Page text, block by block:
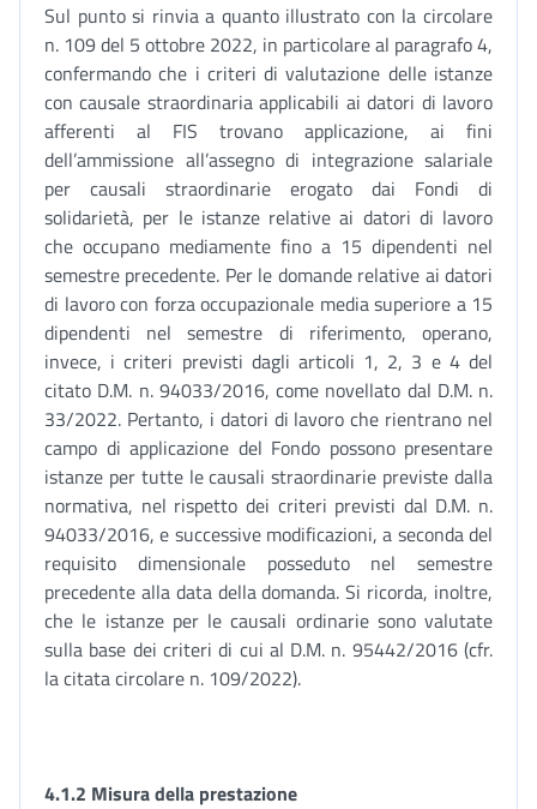
Sul punto si rinvia a quanto illustrato con la circolare
n. 109 del 5 ottobre 2022, in particolare al paragrafo 4,
confermando che i criteri di valutazione delle istanze
con causale straordinaria applicabili ai datori di lavoro
afferenti al FIS trovano applicazione, ai fini
dell’ammissione all’assegno di integrazione salariale
per causali straordinarie erogato dai Fondi di
solidarietà, per le istanze relative ai datori di lavoro
che occupano mediamente fino a 15 dipendenti nel
semestre precedente. Per le domande relative ai datori
di lavoro con forza occupazionale media superiore a 15
dipendenti nel semestre di riferimento, operano,
invece, i criteri previsti dagli articoli 1, 2, 3 e 4 del
citato D.M. n. 94033/2016, come novellato dal D.M. n.
33/2022. Pertanto, i datori di lavoro che rientrano nel
campo di applicazione del Fondo possono presentare
istanze per tutte le causali straordinarie previste dalla
normativa, nel rispetto dei criteri previsti dal D.M. n.
94033/2016, e successive modificazioni, a seconda del
requisito dimensionale posseduto nel semestre
precedente alla data della domanda. Si ricorda, inoltre,
che le istanze per le causali ordinarie sono valutate
sulla base dei criteri di cui al D.M. n. 95442/2016 (cfr.
la citata circolare n. 109/2022).
4.1.2 Misura della prestazione